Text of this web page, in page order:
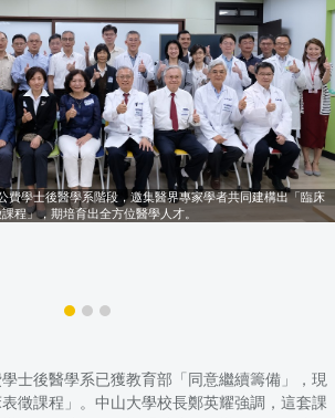
費學士後醫學系階段，邀集醫界專家學者共同建構出「臨床
程」，期培育出全方位醫學人才。
士後醫學系已獲教育部「同意繼續籌備」，現
徵課程」。中山大學校長鄭英耀強調，這套課